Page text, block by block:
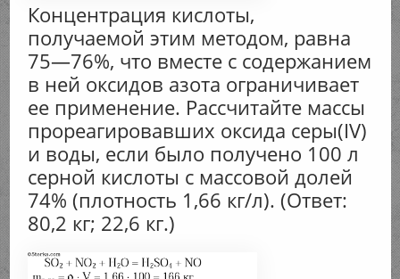
Концентрация кислоты,
получаемой этим методом, равна
75—76%, что вместе с содержанием
в ней оксидов азота ограничивает
ее применение. Рассчитайте массы
прореагировавших оксида серы(IV)
и воды, если было получено 100 л
серной кислоты с массовой долей
74% (плотность 1,66 кг/л). (Ответ:
80,2 кг; 22,6 кг.)